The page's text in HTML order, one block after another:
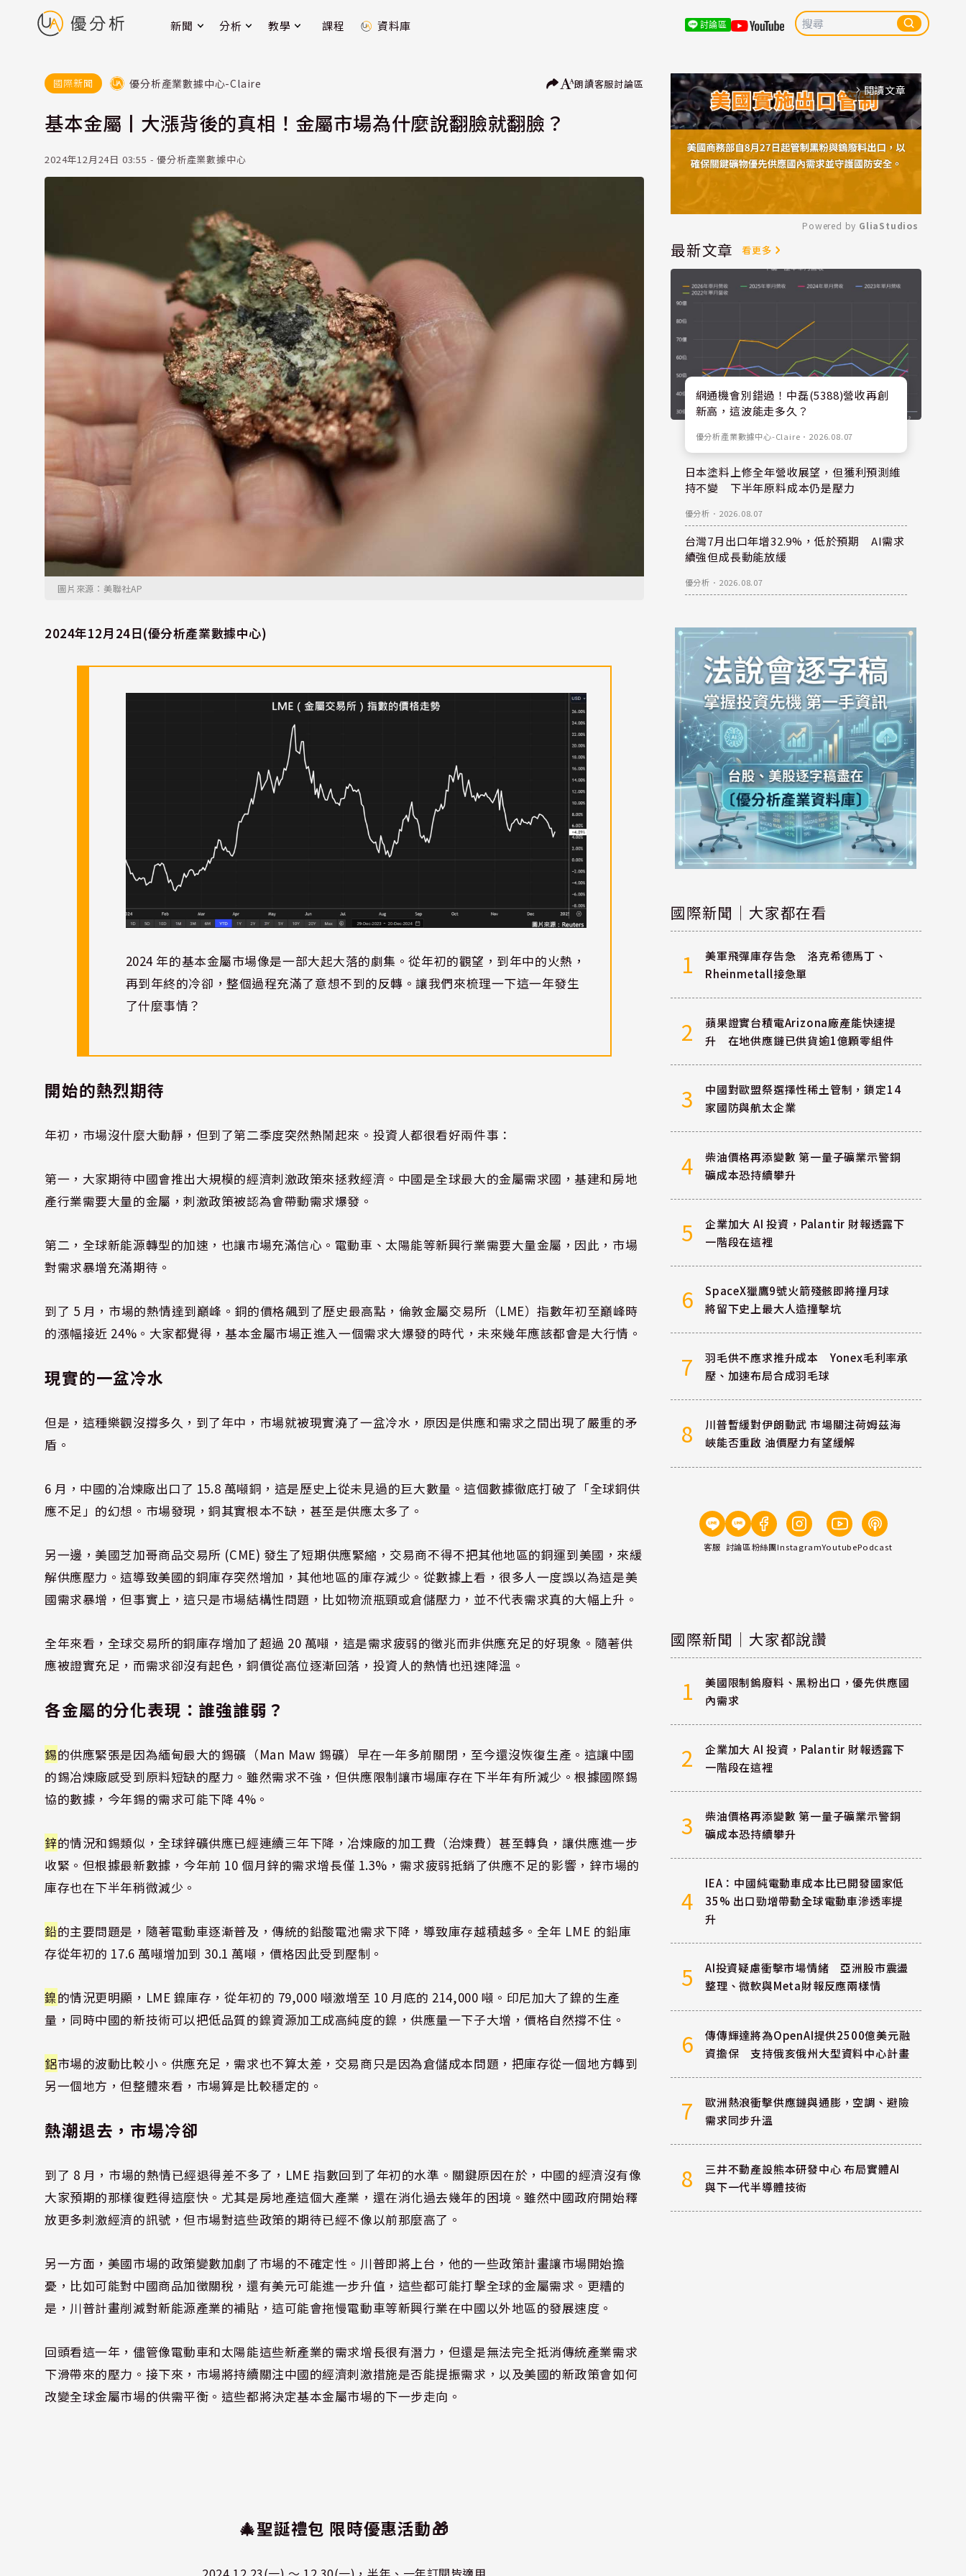
新聞 分析 教學 課程 資料庫 討論區
國際新聞 優分析產業數據中心-Claire 朗讀客服討論區
基本金屬丨大漲背後的真相！金屬市場為什麼說翻臉就翻臉？
2024年12月24日 03:55 - 優分析產業數據中心
圖片來源：美聯社AP
2024年12月24日(優分析產業數據中心)
2024 年的基本金屬市場像是一部大起大落的劇集。從年初的觀望，到年中的火熱，
再到年終的冷卻，整個過程充滿了意想不到的反轉。讓我們來梳理一下這一年發生
了什麼事情？
開始的熱烈期待
年初，市場沒什麼大動靜，但到了第二季度突然熱鬧起來。投資人都很看好兩件事：
第一，大家期待中國會推出大規模的經濟刺激政策來拯救經濟。中國是全球最大的金屬需求國，基建和房地
產行業需要大量的金屬，刺激政策被認為會帶動需求爆發。
第二，全球新能源轉型的加速，也讓市場充滿信心。電動車、太陽能等新興行業需要大量金屬，因此，市場
對需求暴增充滿期待。
到了 5 月，市場的熱情達到巔峰。銅的價格飆到了歷史最高點，倫敦金屬交易所（LME）指數年初至巔峰時
的漲幅接近 24%。大家都覺得，基本金屬市場正進入一個需求大爆發的時代，未來幾年應該都會是大行情。
現實的一盆冷水
但是，這種樂觀沒撐多久，到了年中，市場就被現實澆了一盆冷水，原因是供應和需求之間出現了嚴重的矛
盾。
6 月，中國的冶煉廠出口了 15.8 萬噸銅，這是歷史上從未見過的巨大數量。這個數據徹底打破了「全球銅供
應不足」的幻想。市場發現，銅其實根本不缺，甚至是供應太多了。
另一邊，美國芝加哥商品交易所 (CME) 發生了短期供應緊縮，交易商不得不把其他地區的銅運到美國，來緩
解供應壓力。這導致美國的銅庫存突然增加，其他地區的庫存減少。從數據上看，很多人一度誤以為這是美
國需求暴增，但事實上，這只是市場結構性問題，比如物流瓶頸或倉儲壓力，並不代表需求真的大幅上升。
全年來看，全球交易所的銅庫存增加了超過 20 萬噸，這是需求疲弱的徵兆而非供應充足的好現象。隨著供
應被證實充足，而需求卻沒有起色，銅價從高位逐漸回落，投資人的熱情也迅速降溫。
各金屬的分化表現：誰強誰弱？
錫的供應緊張是因為緬甸最大的錫礦（Man Maw 錫礦）早在一年多前關閉，至今還沒恢復生產。這讓中國
的錫冶煉廠感受到原料短缺的壓力。雖然需求不強，但供應限制讓市場庫存在下半年有所減少。根據國際錫
協的數據，今年錫的需求可能下降 4%。
鋅的情況和錫類似，全球鋅礦供應已經連續三年下降，冶煉廠的加工費（治煉費）甚至轉負，讓供應進一步
收緊。但根據最新數據，今年前 10 個月鋅的需求增長僅 1.3%，需求疲弱抵銷了供應不足的影響，鋅市場的
庫存也在下半年稍微減少。
鉛的主要問題是，隨著電動車逐漸普及，傳統的鉛酸電池需求下降，導致庫存越積越多。全年 LME 的鉛庫
存從年初的 17.6 萬噸增加到 30.1 萬噸，價格因此受到壓制。
鎳的情況更明顯，LME 鎳庫存，從年初的 79,000 噸激增至 10 月底的 214,000 噸。印尼加大了鎳的生產
量，同時中國的新技術可以把低品質的鎳資源加工成高純度的鎳，供應量一下子大增，價格自然撐不住。
鋁市場的波動比較小。供應充足，需求也不算太差，交易商只是因為倉儲成本問題，把庫存從一個地方轉到
另一個地方，但整體來看，市場算是比較穩定的。
熱潮退去，市場冷卻
到了 8 月，市場的熱情已經退得差不多了，LME 指數回到了年初的水準。關鍵原因在於，中國的經濟沒有像
大家預期的那樣復甦得這麼快。尤其是房地產這個大產業，還在消化過去幾年的困境。雖然中國政府開始釋
放更多刺激經濟的訊號，但市場對這些政策的期待已經不像以前那麼高了。
另一方面，美國市場的政策變數加劇了市場的不確定性。川普即將上台，他的一些政策計畫讓市場開始擔
憂，比如可能對中國商品加徵關稅，還有美元可能進一步升值，這些都可能打擊全球的金屬需求。更糟的
是，川普計畫削減對新能源產業的補貼，這可能會拖慢電動車等新興行業在中國以外地區的發展速度。
回頭看這一年，儘管像電動車和太陽能這些新產業的需求增長很有潛力，但還是無法完全抵消傳統產業需求
下滑帶來的壓力。接下來，市場將持續關注中國的經濟刺激措施是否能提振需求，以及美國的新政策會如何
改變全球金屬市場的供需平衡。這些都將決定基本金屬市場的下一步走向​。
🎄聖誕禮包 限時優惠活動🎁
arrow_forward_ios 閱讀文章
Mute
Powered by GliaStudios
最新文章 看更多
網通機會別錯過！中磊(5388)營收再創
新高，這波能走多久？
優分析產業數據中心-Claire ． 2026.08.07
日本塗料上修全年營收展望，但獲利預測維
持不變 下半年原料成本仍是壓力
優分析 ． 2026.08.07
台灣7月出口年增32.9%，低於預期 AI需求
續強但成長動能放緩
優分析 ． 2026.08.07
國際新聞｜大家都在看
1
美軍飛彈庫存告急 洛克希德馬丁、
Rheinmetall接急單
2
蘋果證實台積電Arizona廠產能快速提
升 在地供應鏈已供貨逾1億顆零組件
3
中國對歐盟祭選擇性稀土管制，鎖定14
家國防與航太企業
4
柴油價格再添變數 第一量子礦業示警銅
礦成本恐持續攀升
5
企業加大 AI 投資，Palantir 財報透露下
一階段在這裡
6
SpaceX獵鷹9號火箭殘骸即將撞月球
將留下史上最大人造撞擊坑
7
羽毛供不應求推升成本 Yonex毛利率承
壓、加速布局合成羽毛球
8
川普暫緩對伊朗動武 市場關注荷姆茲海
峽能否重啟 油價壓力有望緩解
客服 討論區粉絲團InstagramYoutubePodcast
國際新聞｜大家都說讚
1
美國限制鎢廢料、黑粉出口，優先供應國
內需求
2
企業加大 AI 投資，Palantir 財報透露下
一階段在這裡
3
柴油價格再添變數 第一量子礦業示警銅
礦成本恐持續攀升
4
IEA：中國純電動車成本比已開發國家低
35% 出口勁增帶動全球電動車滲透率提
升
5
AI投資疑慮衝擊市場情緒 亞洲股市震盪
整理、微軟與Meta財報反應兩樣情
6
傳傳輝達將為OpenAI提供2500億美元融
資擔保 支持俄亥俄州大型資料中心計畫
7
歐洲熱浪衝擊供應鏈與通膨，空調、避險
需求同步升溫
8
三井不動產設熊本研發中心 布局實體AI
與下一代半導體技術